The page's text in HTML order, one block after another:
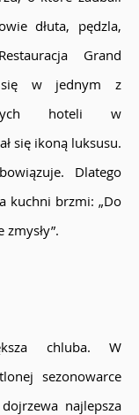
dłuta, pędzla,
Grand
się w jednym z
hoteli w
się ikoną luksusu.
Dlatego
kuchni brzmi: „Do
chluba. W
sezonowarce
najlepsza